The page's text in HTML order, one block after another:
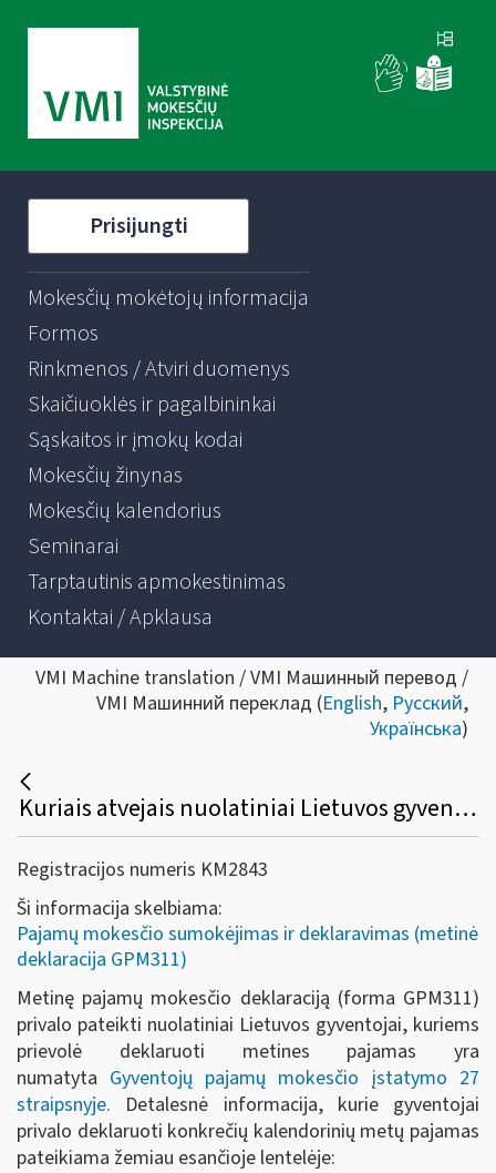
Prisijungti
Mokesčių mokėtojų informacija
Formos
Rinkmenos / Atviri duomenys
Skaičiuoklės ir pagalbininkai
Sąskaitos ir įmokų kodai
Mokesčių žinynas
Mokesčių kalendorius
Seminarai
Tarptautinis apmokestinimas
Kontaktai / Apklausa
VMI Machine translation / VMI Машинный перевод /
VMI Машинний переклад (English, Русский,
Українська)
Kuriais atvejais nuolatiniai Lietuvos gyventojai privalo deklaruoti 2021 - 2025 metų pajamas?
Registracijos numeris KM2843
Ši informacija skelbiama:
Pajamų mokesčio sumokėjimas ir deklaravimas (metinė
deklaracija GPM311)
Metinę pajamų mokesčio deklaraciją (forma GPM311)
privalo pateikti nuolatiniai Lietuvos gyventojai, kuriems
prievolė deklaruoti metines pajamas yra
numatyta Gyventojų pajamų mokesčio įstatymo 27
straipsnyje. Detalesnė informacija, kurie gyventojai
privalo deklaruoti konkrečių kalendorinių metų pajamas
pateikiama žemiau esančioje lentelėje: